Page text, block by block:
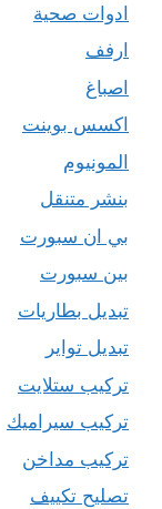
ادوات صحية
ارفف
اصباغ
اكسس بوينت
المونيوم
بنشر متنقل
بي ان سبورت
بين سبورت
تبديل بطاريات
تبديل تواير
تركيب ستلايت
تركيب سيراميك
تركيب مداخن
تصليح تكييف